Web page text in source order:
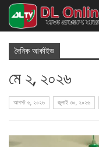
দৈনিক আর্কাইভ
মে ২, ২০২৬
আগস্ট ৬, ২০২৬ জুলাই ৩০, ২০২৬